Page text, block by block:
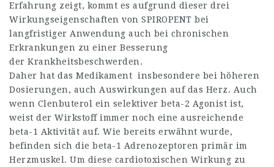
Erfahrung zeigt, kommt es aufgrund dieser drei
Wirkungseigenschaften von SPIROPENT bei
langfristiger Anwendung auch bei chronischen
Erkrankungen zu einer Besserung
der Krankheitsbeschwerden.
Daher hat das Medikament insbesondere bei höheren
Dosierungen, auch Auswirkungen auf das Herz. Auch
wenn Clenbuterol ein selektiver beta-2 Agonist ist,
weist der Wirkstoff immer noch eine ausreichende
beta-1 Aktivität auf. Wie bereits erwähnt wurde,
befinden sich die beta-1 Adrenozeptoren primär im
Herzmuskel. Um diese cardiotoxischen Wirkung zu